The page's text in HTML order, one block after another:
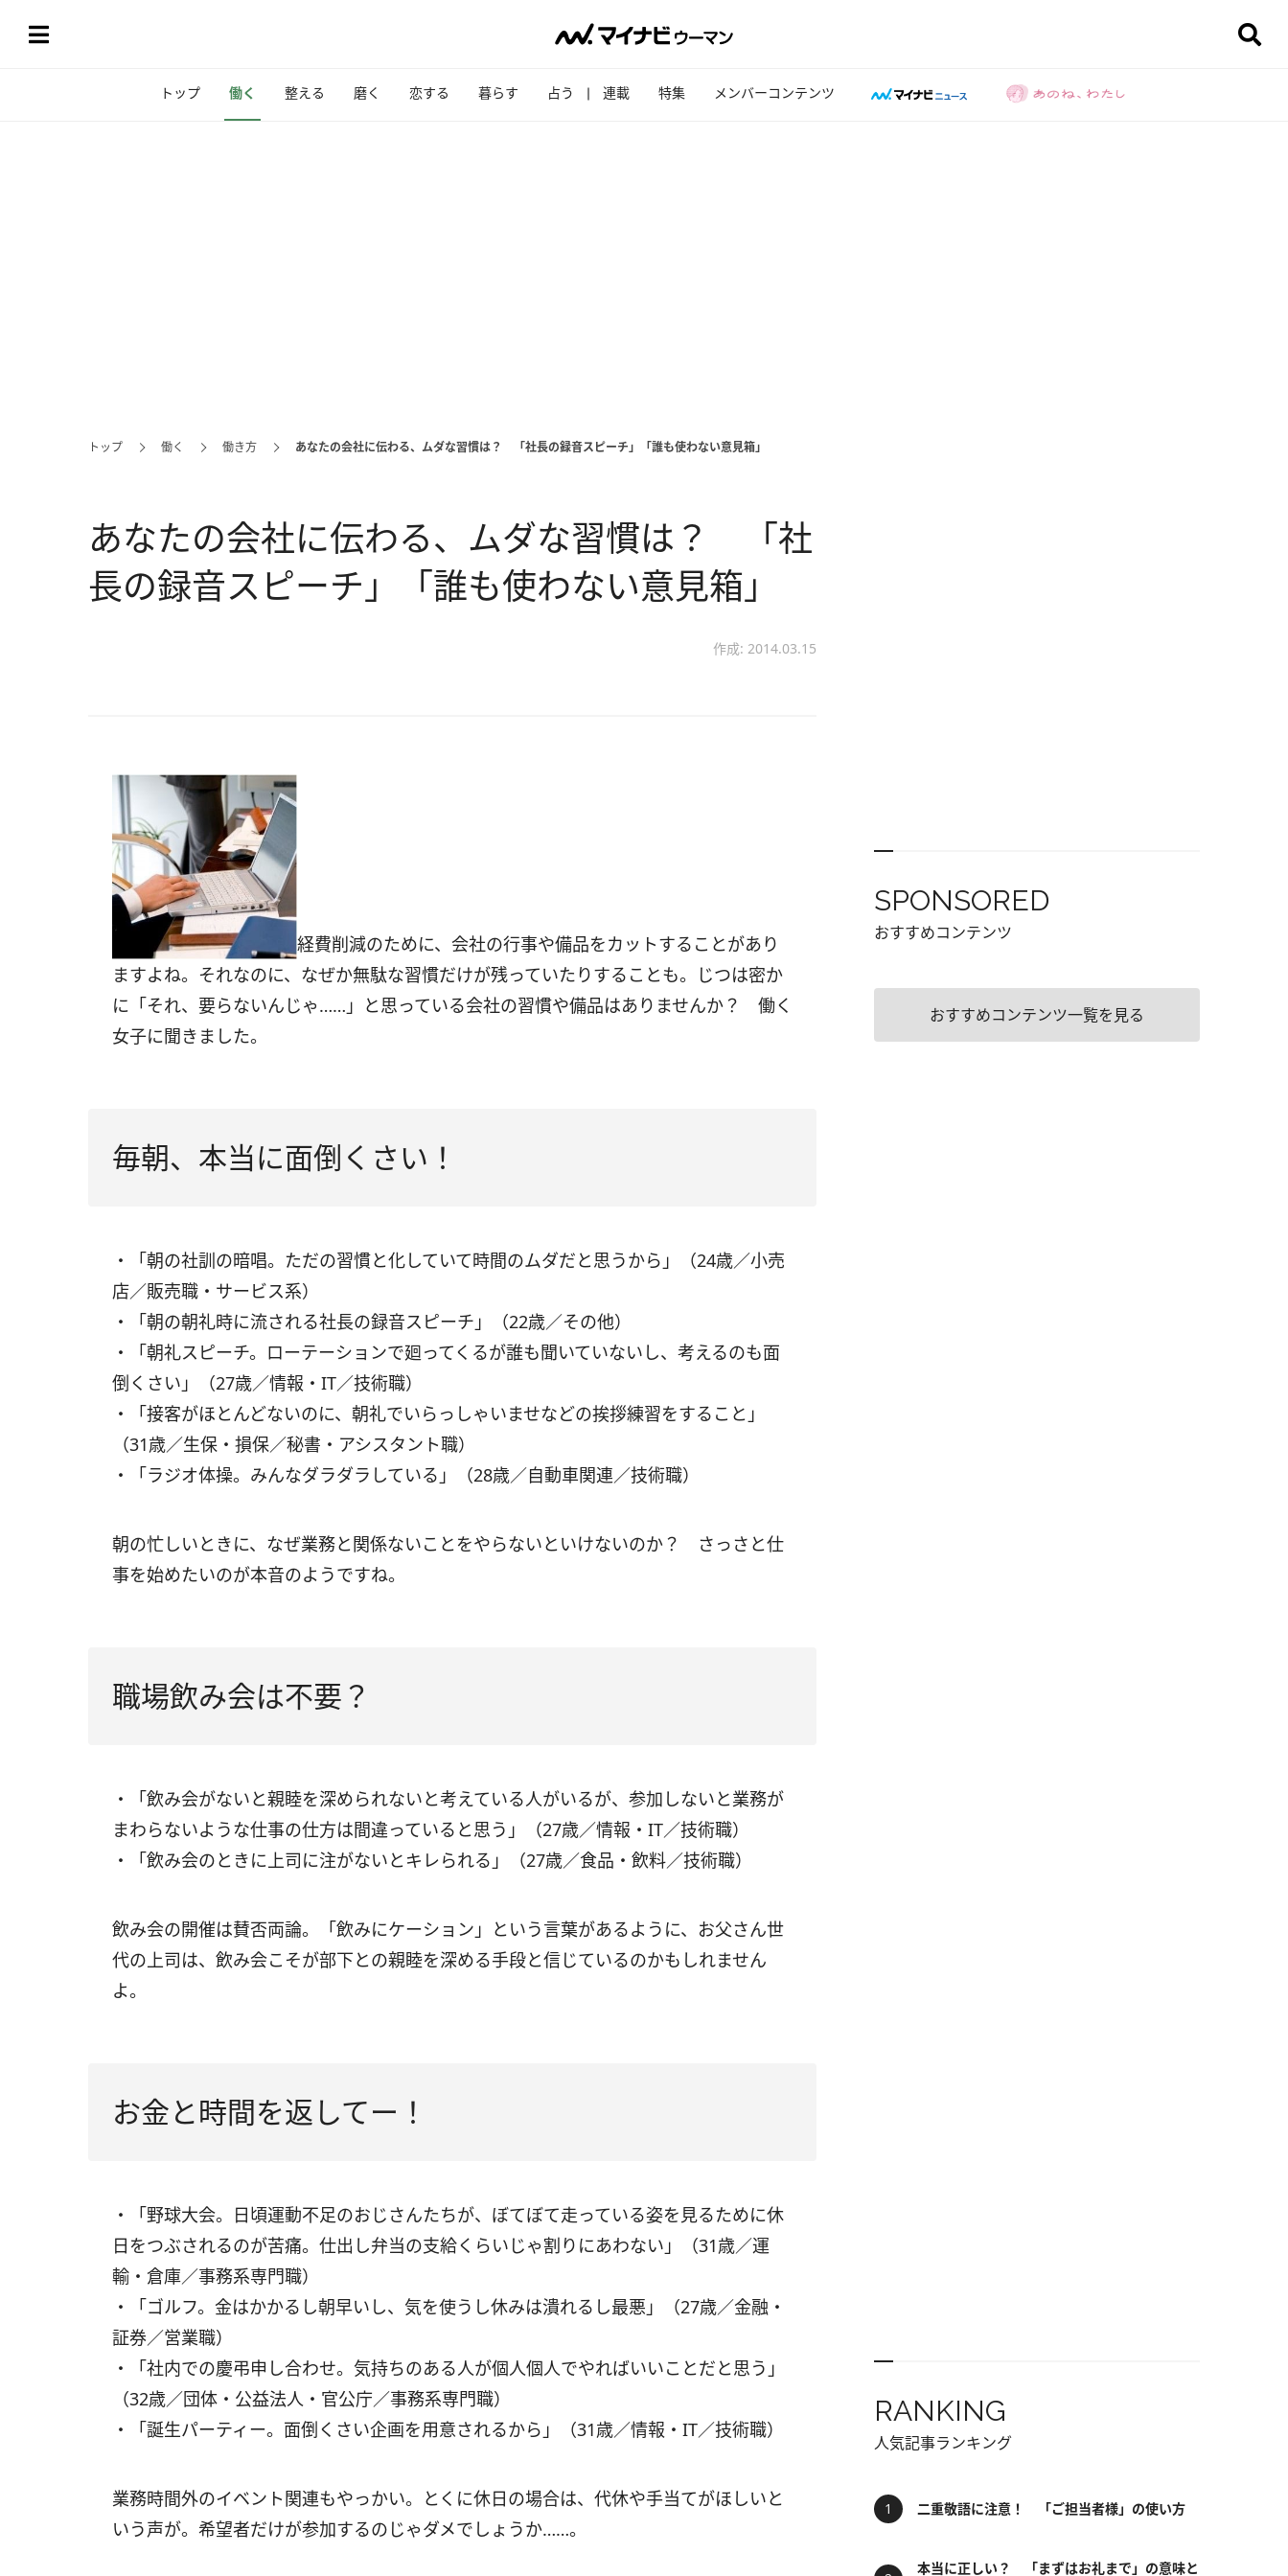
トップ 働く 整える 磨く 恋する 暮らす 占う 連載 特集 メンバーコンテンツ
トップ 働く 働き方 あなたの会社に伝わる、ムダな習慣は？ 「社長の録音スピーチ」「誰も使わない意見箱」
あなたの会社に伝わる、ムダな習慣は？ 「社
長の録音スピーチ」「誰も使わない意見箱」
作成: 2014.03.15
経費削減のために、会社の行事や備品をカットすることがあり
ますよね。それなのに、なぜか無駄な習慣だけが残っていたりすることも。じつは密か
に「それ、要らないんじゃ……」と思っている会社の習慣や備品はありませんか？ 働く
女子に聞きました。
毎朝、本当に面倒くさい！
・「朝の社訓の暗唱。ただの習慣と化していて時間のムダだと思うから」（24歳／小売
店／販売職・サービス系）
・「朝の朝礼時に流される社長の録音スピーチ」（22歳／その他）
・「朝礼スピーチ。ローテーションで廻ってくるが誰も聞いていないし、考えるのも面
倒くさい」（27歳／情報・IT／技術職）
・「接客がほとんどないのに、朝礼でいらっしゃいませなどの挨拶練習をすること」
（31歳／生保・損保／秘書・アシスタント職）
・「ラジオ体操。みんなダラダラしている」（28歳／自動車関連／技術職）
朝の忙しいときに、なぜ業務と関係ないことをやらないといけないのか？ さっさと仕
事を始めたいのが本音のようですね。
職場飲み会は不要？
・「飲み会がないと親睦を深められないと考えている人がいるが、参加しないと業務が
まわらないような仕事の仕方は間違っていると思う」（27歳／情報・IT／技術職）
・「飲み会のときに上司に注がないとキレられる」（27歳／食品・飲料／技術職）
飲み会の開催は賛否両論。「飲みにケーション」という言葉があるように、お父さん世
代の上司は、飲み会こそが部下との親睦を深める手段と信じているのかもしれません
よ。
お金と時間を返してー！
・「野球大会。日頃運動不足のおじさんたちが、ぼてぼて走っている姿を見るために休
日をつぶされるのが苦痛。仕出し弁当の支給くらいじゃ割りにあわない」（31歳／運
輸・倉庫／事務系専門職）
・「ゴルフ。金はかかるし朝早いし、気を使うし休みは潰れるし最悪」（27歳／金融・
証券／営業職）
・「社内での慶弔申し合わせ。気持ちのある人が個人個人でやればいいことだと思う」
（32歳／団体・公益法人・官公庁／事務系専門職）
・「誕生パーティー。面倒くさい企画を用意されるから」（31歳／情報・IT／技術職）
業務時間外のイベント関連もやっかい。とくに休日の場合は、代休や手当てがほしいと
いう声が。希望者だけが参加するのじゃダメでしょうか……。
SPONSORED
おすすめコンテンツ
おすすめコンテンツ一覧を見る
RANKING
人気記事ランキング
二重敬語に注意！ 「ご担当者様」の使い方
本当に正しい？ 「まずはお礼まで」の意味と